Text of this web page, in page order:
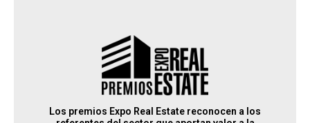
Los premios Expo Real Estate reconocen a los
PREMIOS EXPO REAL ESTATE
DESTINADO A
Desarrolladores, Brokers, Inversores y toda la cadena de valor del
Real Estate.
PAÍSES SEDE